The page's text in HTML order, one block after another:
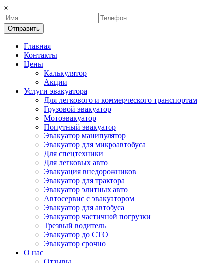
×
Отправить
Главная
Контакты
Цены
Калькулятор
Акции
Услуги эвакуатора
Для легкового и коммерческого транспортам
Грузовой эвакуатор
Мотоэвакуатор
Попутный эвакуатор
Эвакуатор манипулятор
Эвакуатор для микроавтобуса
Для спецтехники
Для легковых авто
Эвакуация внедорожников
Эвакуатор для трактора
Эвакуатор элитных авто
Автосервис с эвакуатором
Эвакуатор для автобуса
Эвакуатор частичной погрузки
Трезвый водитель
Эвакуатор до СТО
Эвакуатор срочно
О нас
Отзывы